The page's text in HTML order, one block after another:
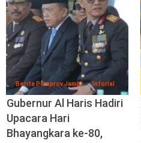
Berita Pemprov Jambi Inforial
Gubernur Al Haris Hadiri
Upacara Hari
Bhayangkara ke-80,